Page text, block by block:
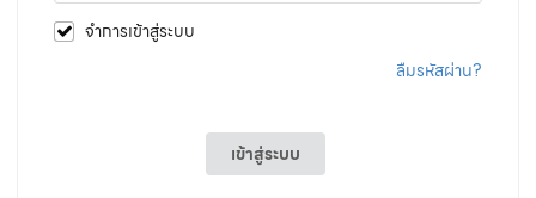
จำการเข้าสู่ระบบ
ลืมรหัสผ่าน?
เข้าสู่ระบบ